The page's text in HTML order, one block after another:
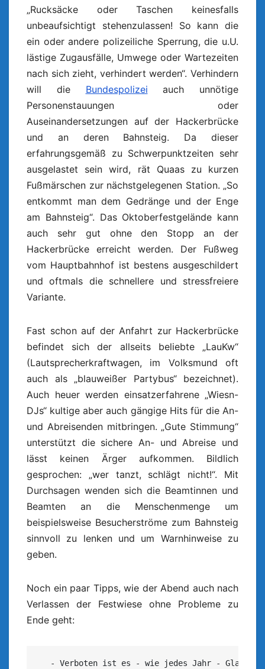
„Rucksäcke oder Taschen keinesfalls
unbeaufsichtigt stehenzulassen! So kann die
ein oder andere polizeiliche Sperrung, die u.U.
lästige Zugausfälle, Umwege oder Wartezeiten
nach sich zieht, verhindert werden“. Verhindern
will die Bundespolizei auch unnötige
Personenstauungen oder
Auseinandersetzungen auf der Hackerbrücke
und an deren Bahnsteig. Da dieser
erfahrungsgemäß zu Schwerpunktzeiten sehr
ausgelastet sein wird, rät Quaas zu kurzen
Fußmärschen zur nächstgelegenen Station. „So
entkommt man dem Gedränge und der Enge
am Bahnsteig“. Das Oktoberfestgelände kann
auch sehr gut ohne den Stopp an der
Hackerbrücke erreicht werden. Der Fußweg
vom Hauptbahnhof ist bestens ausgeschildert
und oftmals die schnellere und stressfreiere
Variante.
Fast schon auf der Anfahrt zur Hackerbrücke
befindet sich der allseits beliebte „LauKw“
(Lautsprecherkraftwagen, im Volksmund oft
auch als „blauweißer Partybus“ bezeichnet).
Auch heuer werden einsatzerfahrene „Wiesn-
DJs“ kultige aber auch gängige Hits für die An-
und Abreisenden mitbringen. „Gute Stimmung“
unterstützt die sichere An- und Abreise und
lässt keinen Ärger aufkommen. Bildlich
gesprochen: „wer tanzt, schlägt nicht!“. Mit
Durchsagen wenden sich die Beamtinnen und
Beamten an die Menschenmenge um
beispielsweise Besucherströme zum Bahnsteig
sinnvoll zu lenken und um Warnhinweise zu
geben.
Noch ein paar Tipps, wie der Abend auch nach
Verlassen der Festwiese ohne Probleme zu
Ende geht:
- Verboten ist es - wie jedes Jahr -